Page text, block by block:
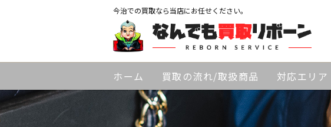
今治での買取なら当店にお任せください。
ホーム 買取の流れ/取扱商品 対応エリア